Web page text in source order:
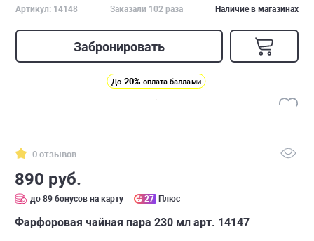
Артикул: 14148 Заказали 102 раза Наличие в магазинах
Забронировать
До 20% оплата баллами
0 отзывов
890 руб.
до 89 бонусов на карту 27 Плюс
Фарфоровая чайная пара 230 мл арт. 14147